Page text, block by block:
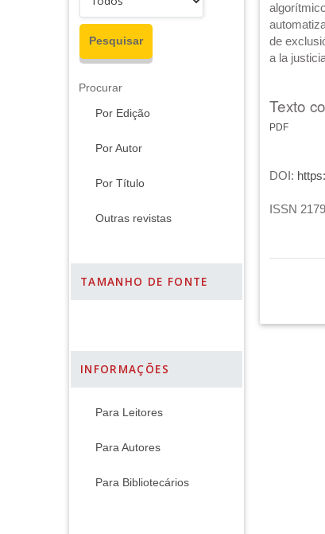
Procurar
Por Edição
Por Autor
Por Título
Outras revistas
TAMANHO DE FONTE
INFORMAÇÕES
Para Leitores
Para Autores
Para Bibliotecários
de
a la
Texto
PDF
DOI:
ISSN